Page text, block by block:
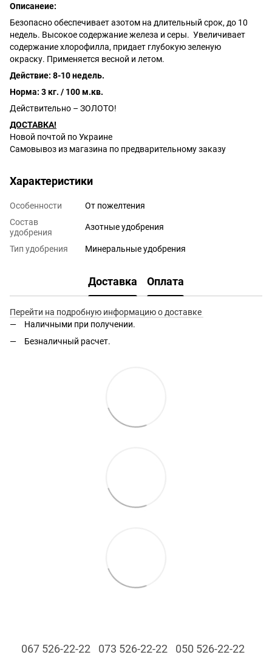
Описанеие:
Безопасно обеспечивает азотом на длительный срок, до 10
недель. Высокое содержание железа и серы. Увеличивает
содержание хлорофилла, придает глубокую зеленую
окраску. Применяется весной и летом.
Действие: 8-10 недель.
Норма: 3 кг. / 100 м.кв.
Действительно – ЗОЛОТО!
ДОСТАВКА!
Новой почтой по Украине
Самовывоз из магазина по предварительному заказу
Характеристики
Особенности
От пожелтения
Состав
удобрения
Азотные удобрения
Тип удобрения Минеральные удобрения
Доставка Оплата
Перейти на подробную информацию о доставке
Наличными при получении.
Безналичный расчет.
067 526-22-22 073 526-22-22 050 526-22-22